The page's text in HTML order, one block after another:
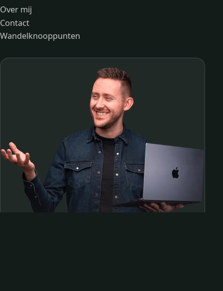
Over mij
Contact
Wandelknooppunten